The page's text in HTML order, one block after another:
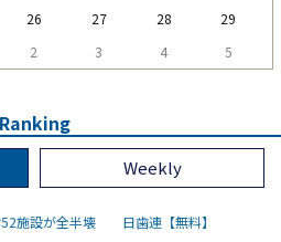
26 27 28
29
2 3 4 5
Ranking
Weekly
52施設が全半壊 日歯連【無料】